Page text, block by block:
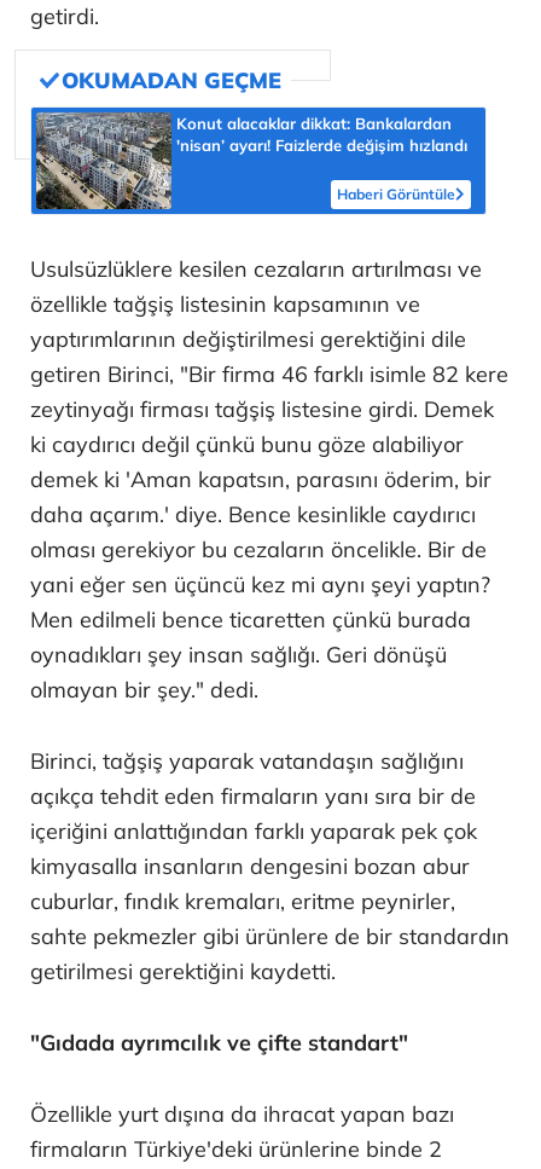
getirdi.
Konut alacaklar dikkat: Bankalardan
'nisan’ ayarı! Faizlerde değişim hızlandı
Haberi Görüntüle
Usulsüzlüklere kesilen cezaların artırılması ve
özellikle tağşiş listesinin kapsamının ve
yaptırımlarının değiştirilmesi gerektiğini dile
getiren Birinci, "Bir firma 46 farklı isimle 82 kere
zeytinyağı firması tağşiş listesine girdi. Demek
ki caydırıcı değil çünkü bunu göze alabiliyor
demek ki 'Aman kapatsın, parasını öderim, bir
daha açarım.' diye. Bence kesinlikle caydırıcı
olması gerekiyor bu cezaların öncelikle. Bir de
yani eğer sen üçüncü kez mi aynı şeyi yaptın?
Men edilmeli bence ticaretten çünkü burada
oynadıkları şey insan sağlığı. Geri dönüşü
olmayan bir şey." dedi.
Birinci, tağşiş yaparak vatandaşın sağlığını
açıkça tehdit eden firmaların yanı sıra bir de
içeriğini anlattığından farklı yaparak pek çok
kimyasalla insanların dengesini bozan abur
cuburlar, fındık kremaları, eritme peynirler,
sahte pekmezler gibi ürünlere de bir standardın
getirilmesi gerektiğini kaydetti.
"Gıdada ayrımcılık ve çifte standart"
Özellikle yurt dışına da ihracat yapan bazı
firmaların Türkiye'deki ürünlerine binde 2